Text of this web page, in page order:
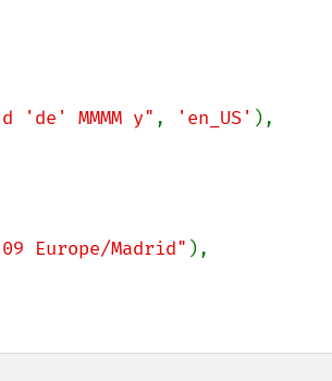
'de' MMMM y" , 'en_US' ),
Europe/Madrid" ),